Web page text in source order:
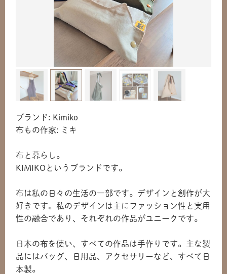
ブランド: Kimiko
布もの作家: ミキ
布と暮らし。
KIMIKOというブランドです。
布は私の日々の生活の一部です。デザインと創作が大
好きです。私のデザインは主にファッション性と実用
性の融合であり、それぞれの作品がユニークです。
日本の布を使い、すべての作品は手作りです。主な製
品にはバッグ、日用品、アクセサリーなど、すべて日
本製。